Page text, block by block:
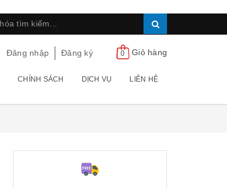
Đăng nhập Đăng ký 0 Giỏ hàng
CHÍNH SÁCH DỊCH VỤ LIÊN HỆ